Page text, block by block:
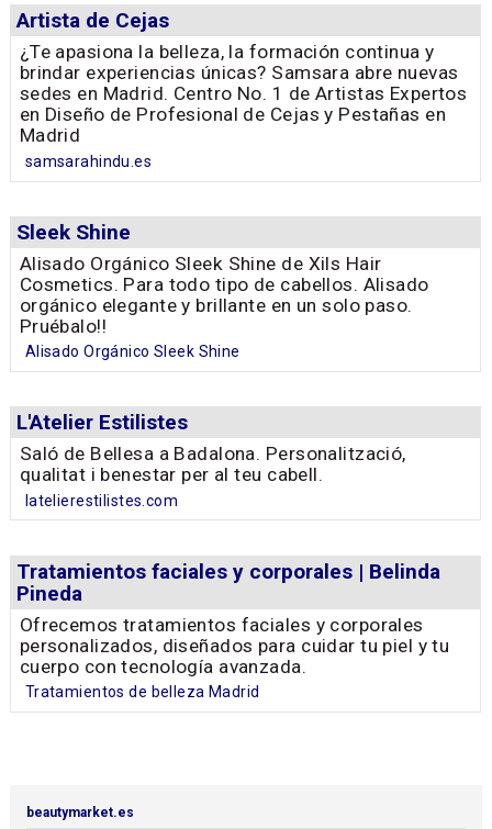
Artista de Cejas
¿Te apasiona la belleza, la formación continua y
brindar experiencias únicas? Samsara abre nuevas
sedes en Madrid. Centro No. 1 de Artistas Expertos
en Diseño de Profesional de Cejas y Pestañas en
Madrid
samsarahindu.es
Sleek Shine
Alisado Orgánico Sleek Shine de Xils Hair
Cosmetics. Para todo tipo de cabellos. Alisado
orgánico elegante y brillante en un solo paso.
Pruébalo!!
Alisado Orgánico Sleek Shine
L'Atelier Estilistes
Saló de Bellesa a Badalona. Personalització,
qualitat i benestar per al teu cabell.
latelierestilistes.com
Tratamientos faciales y corporales | Belinda
Pineda
Ofrecemos tratamientos faciales y corporales
personalizados, diseñados para cuidar tu piel y tu
cuerpo con tecnología avanzada.
Tratamientos de belleza Madrid
beautymarket.es